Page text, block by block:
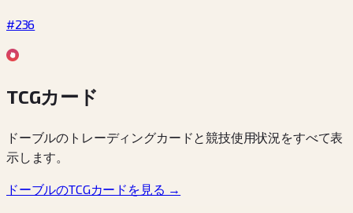
#236
TCGカード
ドーブルのトレーディングカードと競技使用状況をすべて表
示します。
ドーブルのTCGカードを見る →